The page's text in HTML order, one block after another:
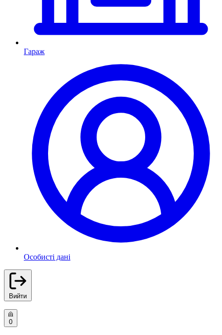
Гараж
Особисті дані
Вийти
0